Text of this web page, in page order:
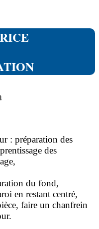
: préparation des
des
du fond,
en restant centré,
faire un chanfrein